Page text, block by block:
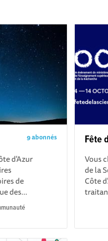
9 abonnés
d'Azur
de
des...
Fête
Vous
de la
Côte